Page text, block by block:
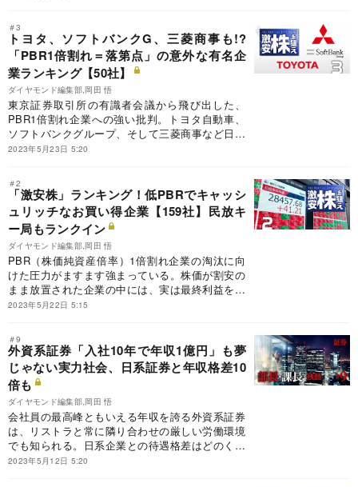
ー幹部だ。彼らはJPXのトップ就任が有力視され
るが、“民僚”ともいわれる官僚的な企業体質で、
改革の後退を懸念する声がある。
＃3
トヨタ、ソフトバンクG、三菱商事も!?
「PBR1倍割れ＝落第点」の意外な有名企
業ランキング【50社】
ダイヤモンド編集部,岡田 悟
東京証券取引所の有識者会議から飛び出した、
PBR1倍割れ企業への強い批判。トヨタ自動車、
ソフトバンクグループ、そして三菱商事など日本
を代表する企業が続々と自社株買いなどの株主還
一掃されるのか。PBRを単純な目標と見なす姿勢
を戒める声も含めて、今後のニッポンの株式市場
を占う。
2023年5月23日 5:20
＃2
「激安株」ランキング！低PBRでキャッシ
ュリッチなお買い得企業【159社】民放キ
ー局もランクイン
ダイヤモンド編集部,岡田 悟
PBR（株価純資産倍率）1倍割れ企業の淘汰に向
けた圧力がますます強まっている。株価が割安の
まま放置された企業の中には、実は最終利益をし
っかりと計上し、自己資本比率が高いなど財務と
を抽出し、「還元期待度」でランキングした。
2023年5月22日 5:15
＃9
外資系証券「入社10年で年収1億円」も夢
じゃない実力社会、日系証券と年収格差10
倍も
ダイヤモンド編集部,岡田 悟
会社員の最高峰ともいえる年収を誇る外資系証券
は、リストラと常に隣り合わせの厳しい労働環境
でも知られる。日系企業との待遇格差はどのくら
いなのか。
2023年5月12日 5:20